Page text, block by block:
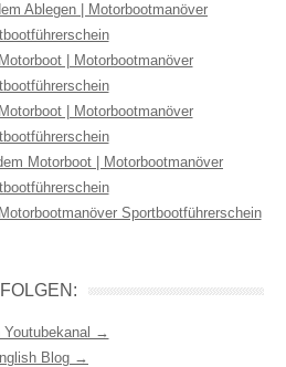
Ablegen | Motorbootmanöver
| Motorbootmanöver
| Motorbootmanöver
Motorboot | Motorbootmanöver
Sportbootführerschein
FOLGEN:
Youtubekanal →
Blog →